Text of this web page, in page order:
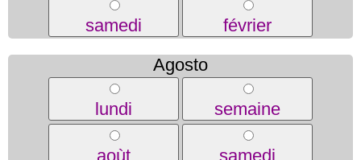
samedi
février
Agosto
lundi semaine
aoùt samedi